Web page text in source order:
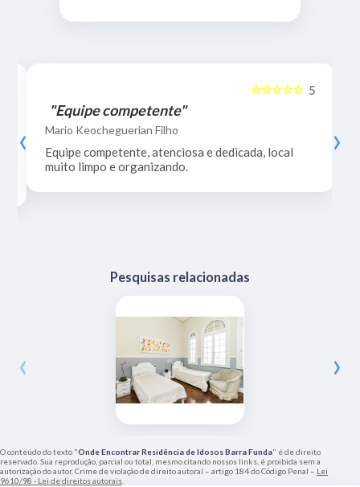
5
☆☆☆☆☆
"Equipe competente"
Mario Keocheguerian Filho
Equipe competente, atenciosa e dedicada, local
muito limpo e organizando.
‹ ›
Pesquisas relacionadas
‹ ›
O conteúdo do texto "Onde Encontrar Residência de Idosos Barra Funda" é de direito
reservado. Sua reprodução, parcial ou total, mesmo citando nossos links, é proibida sem a
autorização do autor. Crime de violação de direito autoral – artigo 184 do Código Penal – Lei
9610/98 - Lei de direitos autorais